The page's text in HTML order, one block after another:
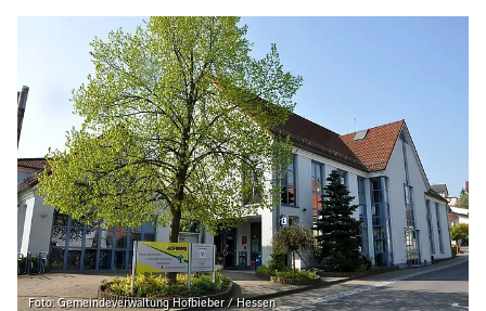
Foto: Gemeindeverwaltung Hofbieber / Hessen